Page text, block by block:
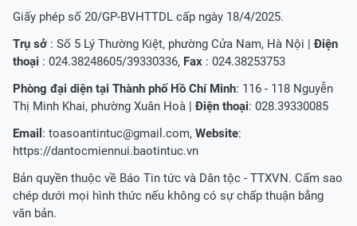
Giấy phép số 20/GP-BVHTTDL cấp ngày 18/4/2025.
Trụ sở : Số 5 Lý Thường Kiệt, phường Cửa Nam, Hà Nội |Điện
thoại : 024.38248605/39330336, Fax : 024.38253753
Phòng đại diện tại Thành phố Hồ Chí Minh: 116 - 118 Nguyễn
Thị Minh Khai, phường Xuân Hoà |Điện thoại: 028.39330085
Email : toasoantintuc@gmail.com, Website:
https://dantocmiennui.baotintuc.vn
Bản quyền thuộc về Báo Tin tức và Dân tộc - TTXVN. Cấm sao
chép dưới mọi hình thức nếu không có sự chấp thuận bằng
văn bản.